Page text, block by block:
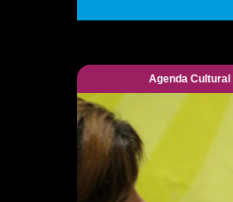
Agenda Cultural